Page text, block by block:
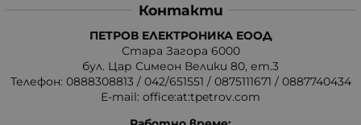
Контакти
ПЕТРОВ ЕЛЕКТРОНИКА ЕООД
Стара Загора 6000
бул. Цар Симеон Велики 80, ет.3
Телефон: 0888308813 / 042/651551 / 0875111671 / 0887740434
E-mail: office:at:tpetrov.com